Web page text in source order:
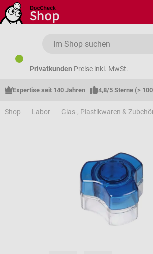
Zum Hauptinhalt springen
Privatkunden Preise inkl. MwSt.
Expertise seit 140 Jahren 4,8/5 Sterne (>
Shop Labor Glas-, Plastikwaren &